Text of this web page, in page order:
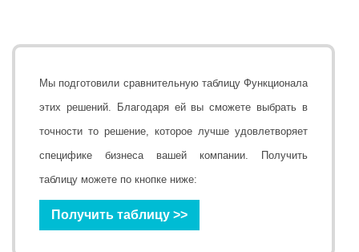
Мы подготовили сравнительную таблицу Функционала
этих решений. Благодаря ей вы сможете выбрать в
точности то решение, которое лучше удовлетворяет
специфике бизнеса вашей компании. Получить
таблицу можете по кнопке ниже:
Получить таблицу >>